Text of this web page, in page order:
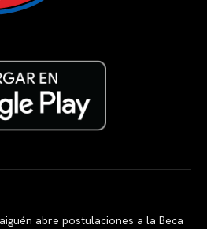
abre postulaciones a la Beca